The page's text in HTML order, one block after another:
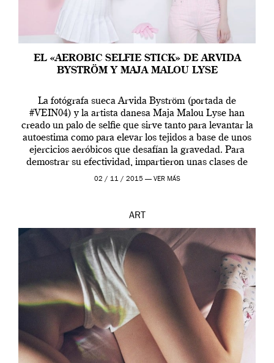
EL «AEROBIC SELFIE STICK» DE ARVIDA
BYSTRÖM Y MAJA MALOU LYSE
La fotógrafa sueca Arvida Byström (portada de
#VEIN04) y la artista danesa Maja Malou Lyse han
creado un palo de selfie que sirve tanto para levantar la
autoestima como para elevar los tejidos a base de unos
ejercicios aeróbicos que desafían la gravedad. Para
demostrar su efectividad, impartieron unas clases de
prueba en el Tate […]
02 / 11 / 2015 — VER MÁS
ART